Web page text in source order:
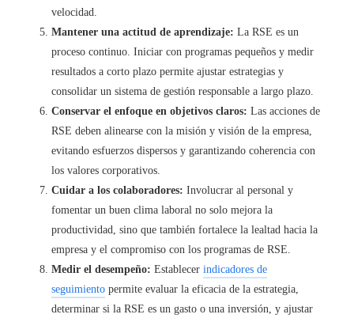
velocidad.
Mantener una actitud de aprendizaje: La RSE es un
proceso continuo. Iniciar con programas pequeños y medir
resultados a corto plazo permite ajustar estrategias y
consolidar un sistema de gestión responsable a largo plazo.
Conservar el enfoque en objetivos claros: Las acciones de
RSE deben alinearse con la misión y visión de la empresa,
evitando esfuerzos dispersos y garantizando coherencia con
los valores corporativos.
Cuidar a los colaboradores: Involucrar al personal y
fomentar un buen clima laboral no solo mejora la
productividad, sino que también fortalece la lealtad hacia la
empresa y el compromiso con los programas de RSE.
Medir el desempeño: Establecer indicadores de
seguimiento permite evaluar la eficacia de la estrategia,
determinar si la RSE es un gasto o una inversión, y ajustar